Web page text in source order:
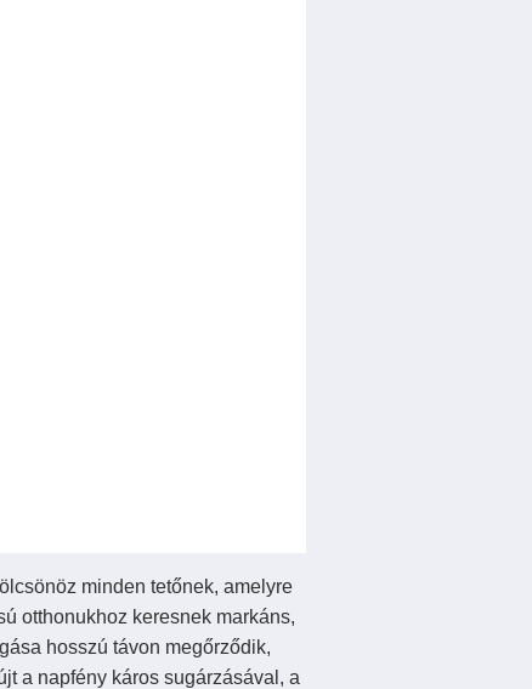
minden tetőnek, amelyre
otthonukhoz keresnek markáns,
hosszú távon megőrződik,
a napfény káros sugárzásával, a